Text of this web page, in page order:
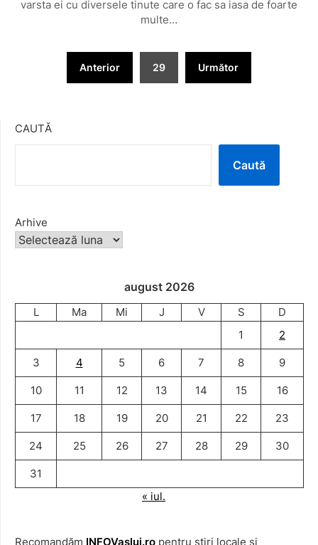
varsta ei cu diversele tinute care o fac sa iasa de foarte
multe…
Paginație Anterior 29 Următor
CAUTĂ
Caută
Arhive
august 2026
L Ma Mi J V S
D
1
2
3 4 5 6 7 8 9
10 11 12 13 14 15 16
17 18 19 20 21 22 23
24 25 26 27 28 29 30
31
« iul.
Recomandăm INFOVaslui.ro pentru știri locale și